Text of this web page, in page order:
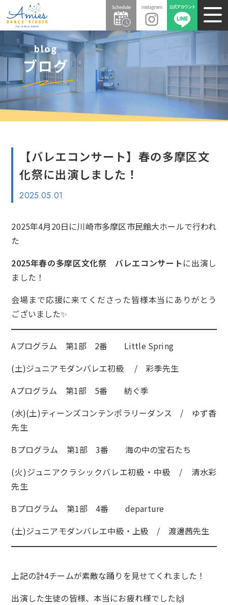
blog
ブログ
【バレエコンサート】春の多摩区文
化祭に出演しました！
2025.05.01
2025年4月20日に川崎市多摩区市民館大ホールで行われ
た
2025年春の多摩区文化祭 バレエコンサートに出演し
ました！
会場まで応援に来てくださった皆様本当にありがとう
ございました✨
Aプログラム 第1部 2番 Little Spring
(土)ジュニアモダンバレエ初級 / 彩季先生
Aプログラム 第1部 5番 紡ぐ季
(水)(土)ティーンズコンテンポラリーダンス / ゆず香
先生
Bプログラム 第1部 3番 海の中の宝石たち
(火)ジュニアクラシックバレエ初級・中級 / 清水彩
先生
Bプログラム 第1部 4番 departure
(土)ジュニアモダンバレエ中級・上級 / 渡邊茜先生
上記の計4チームが素敵な踊りを見せてくれました！
出演した生徒の皆様、本当にお疲れ様でした🙌